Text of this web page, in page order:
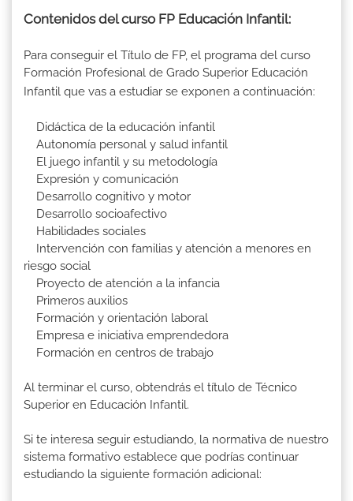
Contenidos del curso FP Educación Infantil:
Para conseguir el Título de FP, el programa del curso
Formación Profesional de Grado Superior Educación
Infantil que vas a estudiar se exponen a continuación:
Didáctica de la educación infantil
Autonomía personal y salud infantil
El juego infantil y su metodología
Expresión y comunicación
Desarrollo cognitivo y motor
Desarrollo socioafectivo
Habilidades sociales
Intervención con familias y atención a menores en
riesgo social
Proyecto de atención a la infancia
Primeros auxilios
Formación y orientación laboral
Empresa e iniciativa emprendedora
Formación en centros de trabajo
Al terminar el curso, obtendrás el título de Técnico
Superior en Educación Infantil.
Si te interesa seguir estudiando, la normativa de nuestro
sistema formativo establece que podrías continuar
estudiando la siguiente formación adicional: